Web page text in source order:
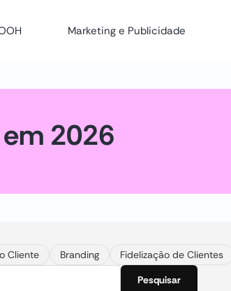
Marketing e Publicidade
2026
Cliente Branding Fidelização de Clientes
Pesquisar